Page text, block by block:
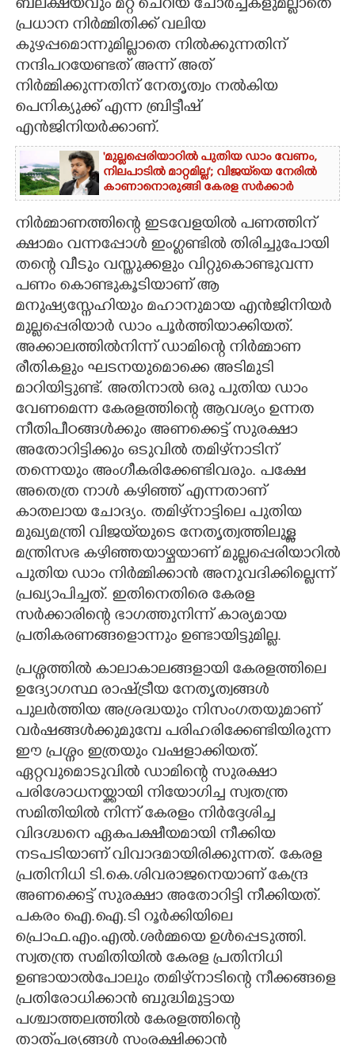
ബലക്ഷയവും മറ്റ് ചെറിയ ചോർച്ചകളുമല്ലാതെ
പ്രധാന നിർമ്മിതിക്ക് വലിയ
കുഴപ്പമൊന്നുമില്ലാതെ നിൽക്കുന്നതിന്
നന്ദിപറയേണ്ടത് അന്ന് അത്
നിർമ്മിക്കുന്നതിന് നേതൃത്വം നൽകിയ
പെനിക്യുക്ക് എന്ന ബ്രിട്ടീഷ്
എൻജിനിയർക്കാണ്.
'മുല്ലപ്പെരിയാറിൽ പുതിയ ഡാം വേണം,
നിലപാടിൽ മാറ്റമില്ല'; വിജയ്‌യെ നേരിൽ
കാണാനൊരുങ്ങി കേരള സർക്കാർ
നിർമ്മാണത്തിന്റെ ഇടവേളയിൽ പണത്തിന്
ക്ഷാമം വന്നപ്പോൾ ഇംഗ്ളണ്ടിൽ തിരിച്ചുപോയി
തന്റെ വീടും വസ്തുക്കളും വിറ്റുകൊണ്ടുവന്ന
പണം കൊണ്ടുകൂടിയാണ് ആ
മനുഷ്യസ്നേഹിയും മഹാനുമായ എൻജിനിയർ
മുല്ലപ്പെരിയാർ ഡാം പൂർത്തിയാക്കിയത്.
അക്കാലത്തിൽനിന്ന് ഡാമിന്റെ നിർമ്മാണ
രീതികളും ഘടനയുമൊക്കെ അടിമുടി
മാറിയിട്ടുണ്ട്. അതിനാൽ ഒരു പുതിയ ഡാം
വേണമെന്ന കേരളത്തിന്റെ ആവശ്യം ഉന്നത
നീതിപീഠങ്ങൾക്കും അണക്കെട്ട് സുരക്ഷാ
അതോറിട്ടിക്കും ഒടുവിൽ തമിഴ്‌നാടിന്
തന്നെയും അംഗീകരിക്കേണ്ടിവരും. പക്ഷേ
അതെത്ര നാൾ കഴിഞ്ഞ് എന്നതാണ്
കാതലായ ചോദ്യം. തമിഴ്‌നാട്ടിലെ പുതിയ
മുഖ്യമന്ത്രി വിജയ്‌യുടെ നേതൃത്വത്തിലുള്ള
മന്ത്രിസഭ കഴിഞ്ഞയാഴ്ചയാണ് മുല്ലപ്പെരിയാറിൽ
പുതിയ ഡാം നിർമ്മിക്കാൻ അനുവദിക്കില്ലെന്ന്
പ്രഖ്യാപിച്ചത്. ഇതിനെതിരെ കേരള
സർക്കാരിന്റെ ഭാഗത്തുനിന്ന് കാര്യമായ
പ്രതികരണങ്ങളൊന്നും ഉണ്ടായിട്ടുമില്ല.
പ്രശ്നത്തിൽ കാലാകാലങ്ങളായി കേരളത്തിലെ
ഉദ്യോഗസ്ഥ രാഷ്ട്രീയ നേതൃത്വങ്ങൾ
പുലർത്തിയ അശ്രദ്ധയും നിസംഗതയുമാണ്
വർഷങ്ങൾക്കുമുമ്പേ പരിഹരിക്കേണ്ടിയിരുന്ന
ഈ പ്രശ്നം ഇത്രയും വഷളാക്കിയത്.
ഏറ്റവുമൊടുവിൽ ഡാമിന്റെ സുരക്ഷാ
പരിശോധനയ്ക്കായി നിയോഗിച്ച സ്വതന്ത്ര
സമിതിയിൽ നിന്ന് കേരളം നിർദ്ദേശിച്ച
വിദഗ്ദ്ധനെ ഏകപക്ഷീയമായി നീക്കിയ
നടപടിയാണ് വിവാദമായിരിക്കുന്നത്. കേരള
പ്രതിനിധി ടി.കെ.ശിവരാജനെയാണ് കേന്ദ്ര
അണക്കെട്ട് സുരക്ഷാ അതോറിട്ടി നീക്കിയത്.
പകരം ഐ.ഐ.ടി റൂർക്കിയിലെ
പ്രൊഫ.എം.എൽ.ശർമ്മയെ ഉൾപ്പെടുത്തി.
സ്വതന്ത്ര സമിതിയിൽ കേരള പ്രതിനിധി
ഉണ്ടായാൽപോലും തമിഴ്‌നാടിന്റെ നീക്കങ്ങളെ
പ്രതിരോധിക്കാൻ ബുദ്ധിമുട്ടായ
പശ്ചാത്തലത്തിൽ കേരളത്തിന്റെ